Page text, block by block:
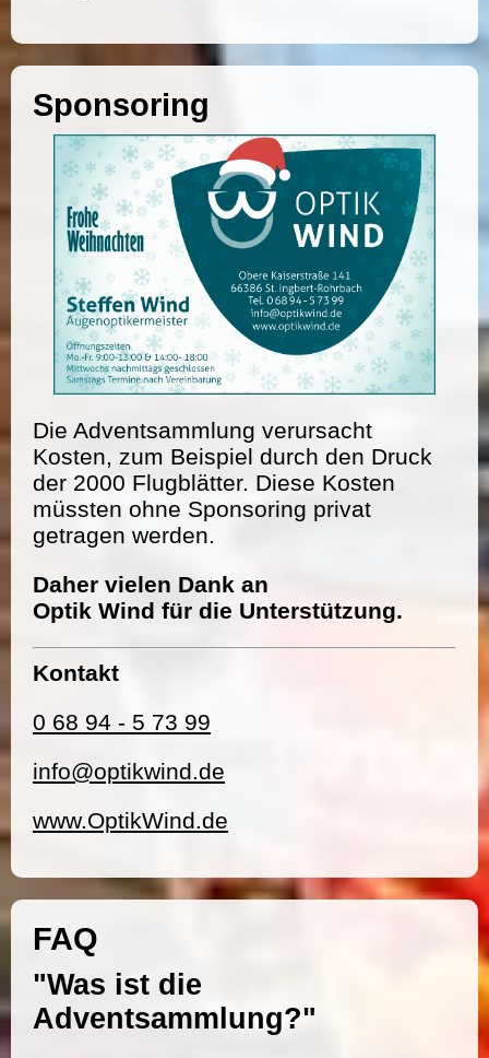
Sponsoring
Die Adventsammlung verursacht
Kosten, zum Beispiel durch den Druck
der 2000 Flugblätter. Diese Kosten
müssten ohne Sponsoring privat
getragen werden.
Daher vielen Dank an
Optik Wind für die Unterstützung.
Kontakt
0 68 94 - 5 73 99
info@optikwind.de
www.OptikWind.de
FAQ
"Was ist die
Adventsammlung?"